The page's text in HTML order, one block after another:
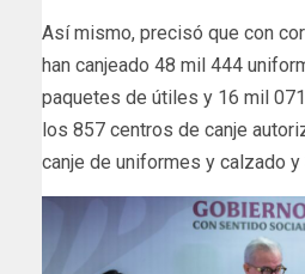
Así mismo, precisó que con
han canjeado 48 mil 444
paquetes de útiles y 16 mil
los 857 centros de canje
canje de uniformes y calzado